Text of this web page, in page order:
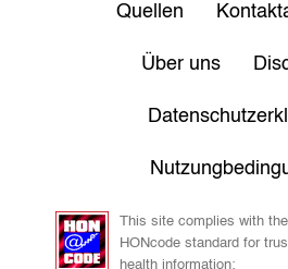
Quellen
Über uns
This site complies with the
HONcode standard for
health information: